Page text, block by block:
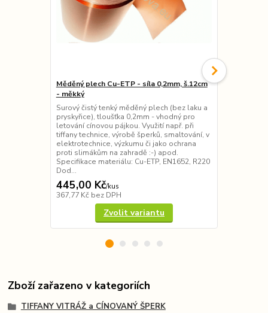
Měděný plech Cu-ETP - síla 0,2mm, š.12cm
- měkký
Surový čistý tenký měděný plech (bez laku a
pryskyřice), tloušťka 0,2mm - vhodný pro
letování cínovou pájkou. Využití např. při
tiffany technice, výrobě šperků, smaltování, v
elektrotechnice, výzkumu či jako ochrana
proti slimákům na zahradě :-) apod.
Specifikace materiálu: Cu-ETP, EN1652, R220
Dod...
445,00 Kč/kus
367,77 Kč bez DPH
Zvolit variantu
Zboží zařazeno v kategoriích
TIFFANY VITRÁŽ a CÍNOVANÝ ŠPERK